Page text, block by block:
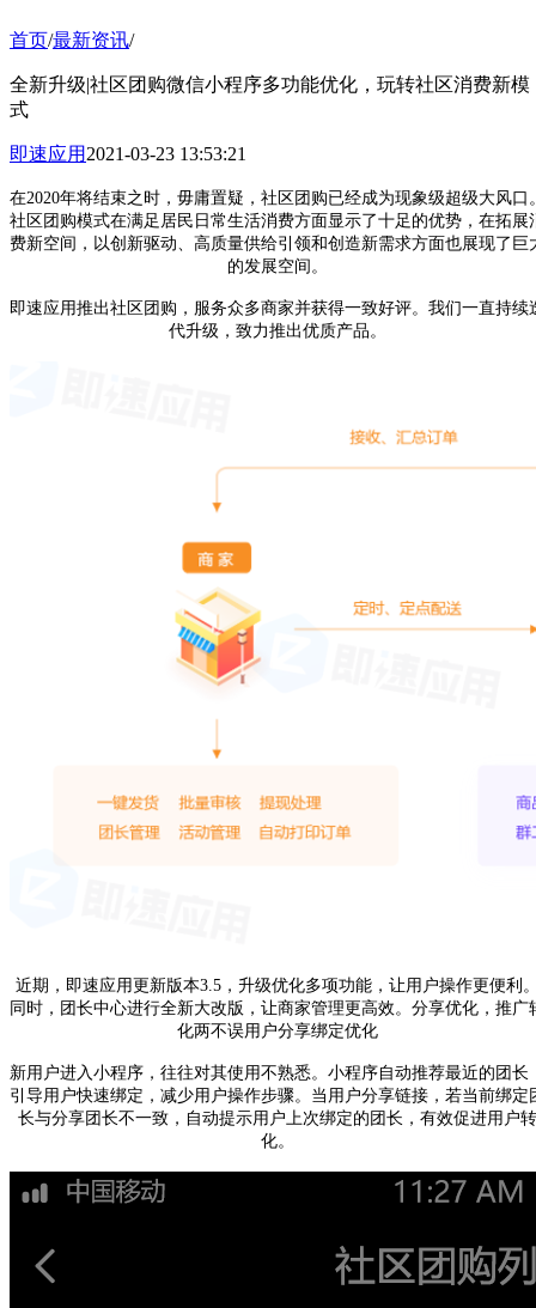
首页/最新资讯/
全新升级|社区团购微信小程序多功能优化，玩转社区消费新模
式
即速应用 2021-03-23 13:53:21
在2020年将结束之时，毋庸置疑，社区团购已经成为现象级超级大风口
社区团购模式在满足居民日常生活消费方面显示了十足的优势，在拓展
费新空间，以创新驱动、高质量供给引领和创造新需求方面也展现了巨
的发展空间。
即速应用推出社区团购，服务众多商家并获得一致好评。我们一直持续
代升级，致力推出优质产品。
近期，即速应用更新版本3.5， 升级优化多项功能 ，让用户操作更便利
同时， 团长中心进行全新大改版 ，让商家管理更高效。 分享优化，推广
化两不误用户分享绑定优化
新用户进入小程序，往往对其使用不熟悉。小程序自动推荐最近的团长
引导用户快速绑定，减少用户操作步骤。当用户分享链接，若当前绑定
长与分享团长不一致， 自动提示用户上次绑定的团长 ，有效促进用户转
化。